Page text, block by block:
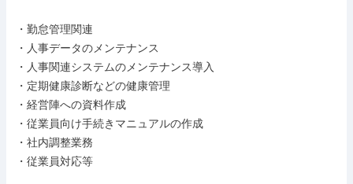
・勤怠管理関連
・人事データのメンテナンス
・人事関連システムのメンテナンス導入
・定期健康診断などの健康管理
・経営陣への資料作成
・従業員向け手続きマニュアルの作成
・社内調整業務
・従業員対応等